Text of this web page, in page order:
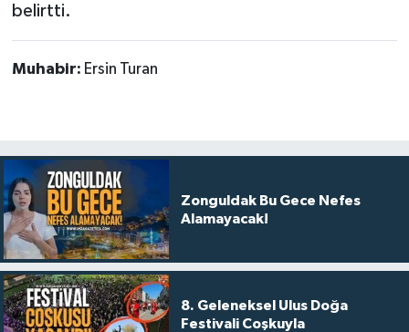
belirtti.
Muhabir: Ersin Turan
Zonguldak Bu Gece Nefes
Alamayacak!
8. Geleneksel Ulus Doğa
Festivali Coşkuyla